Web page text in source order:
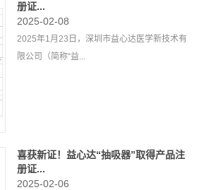
册证...
2025-02-08
2025年1月23日，深圳市益心达医学新技术有
限公司（简称“益...
喜获新证！益心达“抽吸器”取得产品注
册证...
2025-02-06